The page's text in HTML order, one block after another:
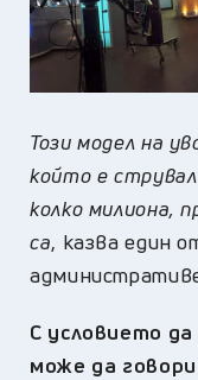
Този модел на
който е
колко милиона,
са, казва един
С условието
може да